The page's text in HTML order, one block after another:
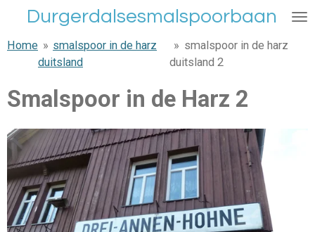
naar
Durgerdalsesmalspoorbaan
Home » smalspoor in de harz
duitsland
» smalspoor in de harz
duitsland 2
Smalspoor in de Harz 2